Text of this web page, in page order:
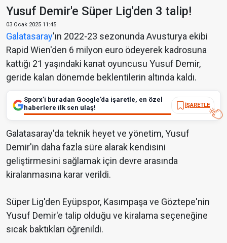
Yusuf Demir'e Süper Lig'den 3 talip!
03 Ocak 2025 11:45
Galatasaray'ın 2022-23 sezonunda Avusturya ekibi
Rapid Wien'den 6 milyon euro ödeyerek kadrosuna
kattığı 21 yaşındaki kanat oyuncusu Yusuf Demir,
geride kalan dönemde beklentilerin altında kaldı.
Sporx’i buradan Google’da işaretle, en özel
haberlere ilk sen ulaş!
İŞARETLE
Galatasaray'da teknik heyet ve yönetim, Yusuf
Demir'in daha fazla süre alarak kendisini
geliştirmesini sağlamak için devre arasında
kiralanmasına karar verildi.
Süper Lig'den Eyüpspor, Kasımpaşa ve Göztepe'nin
Yusuf Demir'e talip olduğu ve kiralama seçeneğine
sıcak baktıkları öğrenildi.